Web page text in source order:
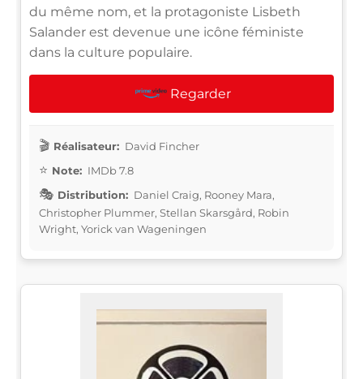
du même nom, et la protagoniste Lisbeth
Salander est devenue une icône féministe
dans la culture populaire.
Regarder
Réalisateur: David Fincher
Note: IMDb 7.8
Distribution: Daniel Craig, Rooney Mara,
Christopher Plummer, Stellan Skarsgård, Robin
Wright, Yorick van Wageningen